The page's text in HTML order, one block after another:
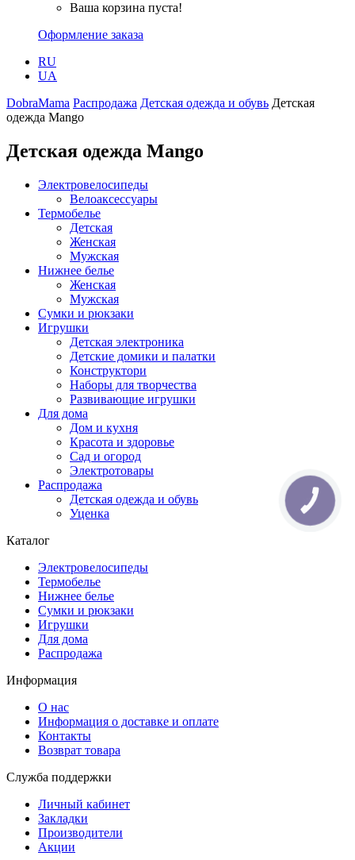
Ваша корзина пуста!
Оформление заказа
RU
UA
DobraMama Распродажа Детская одежда и обувь Детская
одежда Mango
Детская одежда Mango
Электровелосипеды
Велоаксессуары
Термобелье
Детская
Женская
Мужская
Нижнее белье
Женская
Мужская
Сумки и рюкзаки
Игрушки
Детская электроника
Детские домики и палатки
Конструктори
Наборы для творчества
Развивающие игрушки
Для дома
Дом и кухня
Красота и здоровье
Сад и огород
Электротовары
Распродажа
Детская одежда и обувь
Уценка
Каталог
Электровелосипеды
Термобелье
Нижнее белье
Сумки и рюкзаки
Игрушки
Для дома
Распродажа
Информация
О нас
Информация о доставке и оплате
Контакты
Возврат товара
Служба поддержки
Личный кабинет
Закладки
Производители
Акции
КНОПКА
ЗВ'ЯЗКУ